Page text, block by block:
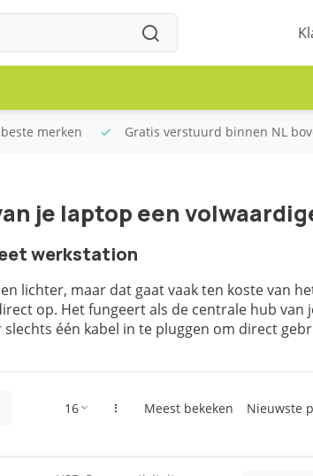
merken Gratis verstuurd binnen NL
je laptop een
werkstation
lichter, maar dat gaat vaak ten koste van
op. Het fungeert als de centrale hub van
één kabel in te pluggen om direct
Meest bekeken Nieuwste